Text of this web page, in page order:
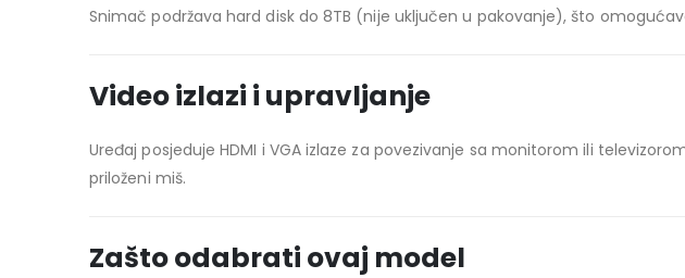
Snimač podržava hard disk do 8TB (nije uključen u pakovanje), što
Video izlazi i upravljanje
Uređaj posjeduje HDMI i VGA izlaze za povezivanje sa monitorom ili
priloženi miš.
Zašto odabrati ovaj model